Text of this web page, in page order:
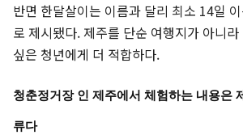
반면 한달살이는 이름과 달리 최소 14일
로 제시됐다. 제주를 단순 여행지가 아니
싶은 청년에게 더 적합하다.
청춘정거장 인 제주에서 체험하는 내용은
류다